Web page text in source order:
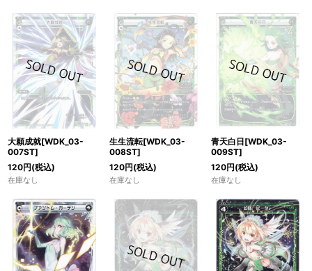
大願成就[WDK_03-
007ST]
120円(税込)
在庫なし
生生流転[WDK_03-
008ST]
120円(税込)
在庫なし
青天白日[WDK_03-
009ST]
120円(税込)
在庫なし